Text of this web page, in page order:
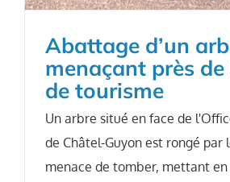
Abattage d’un
menaçant près de
de tourisme
Un arbre situé en face de
de Châtel-Guyon est rongé par
menace de tomber, mettant en